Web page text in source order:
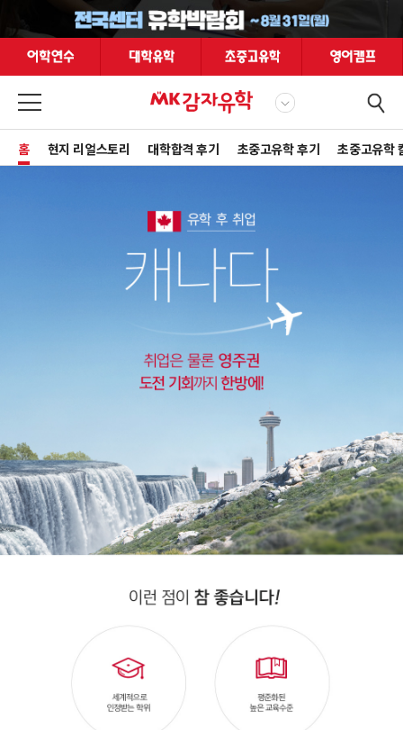
홈 현지 리얼스토리 대학합격 후기 초중고유학 후기 초중고유학